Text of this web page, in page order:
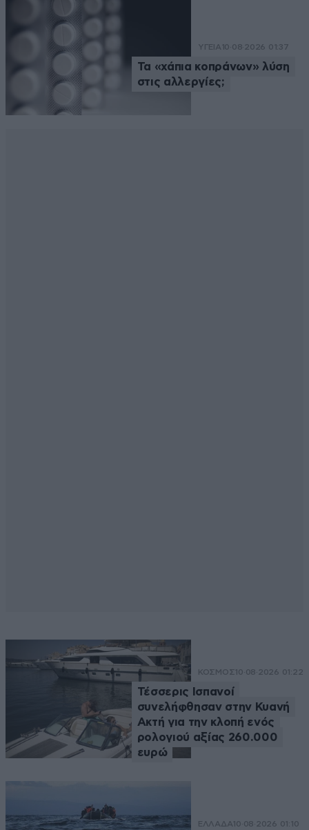
ΥΓΕΙΑ 10·08·2026 01:37
Τα «χάπια κοπράνων» λύση
στις αλλεργίες;
ΚΟΣΜΟΣ 10·08·2026 01:22
Τέσσερις Ισπανοί
συνελήφθησαν στην Κυανή
Ακτή για την κλοπή ενός
ρολογιού αξίας 260.000
ευρώ
ΕΛΛΑΔΑ 10·08·2026 01:10